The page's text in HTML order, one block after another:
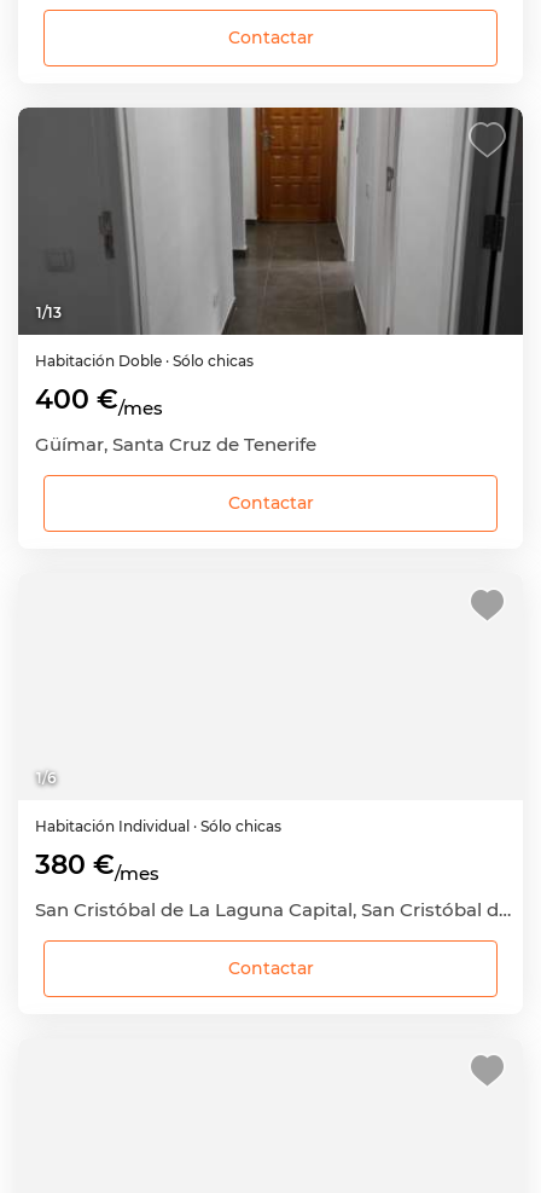
Contactar
1/13
Habitación Doble · Sólo chicas
400 €/mes
Güímar, Santa Cruz de Tenerife
Contactar
1/6
Habitación Individual · Sólo chicas
380 €/mes
San Cristóbal de La Laguna Capital, San Cristóbal de La Laguna, Santa Cruz de Tenerife
Contactar